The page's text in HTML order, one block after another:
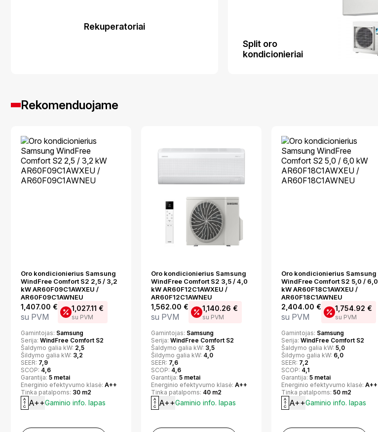
Rekuperatoriai
Split oro
kondicionieriai
Rekomenduojame
Oro kondicionierius Samsung
WindFree Comfort S2 2,5 / 3,2
kW AR60F09C1AWXEU /
AR60F09C1AWNEU
1,407.00 €
su PVM
1,027.11 €
su PVM
Gamintojas: Samsung
Serija: WindFree Comfort S2
Šaldymo galia kW: 2,5
Šildymo galia kW: 3,2
SEER: 7,9
SCOP: 4,6
Garantija: 5 metai
Energinio efektyvumo klasė: A++
Tinka patalpoms: 30 m2
A++Gaminio info. lapas
Oro kondicionierius Samsung
WindFree Comfort S2 3,5 / 4,0
kW AR60F12C1AWXEU /
AR60F12C1AWNEU
1,562.00 €
su PVM
1,140.26 €
su PVM
Gamintojas: Samsung
Serija: WindFree Comfort S2
Šaldymo galia kW: 3,5
Šildymo galia kW: 4,0
SEER: 7,6
SCOP: 4,6
Garantija: 5 metai
Energinio efektyvumo klasė: A++
Tinka patalpoms: 40 m2
A++Gaminio info. lapas
Oro kondicionierius Samsung
WindFree Comfort S2 5,0 / 6,0
kW AR60F18C1AWXEU /
AR60F18C1AWNEU
2,404.00 €
su PVM
1,754.92 €
su PVM
Gamintojas: Samsung
Serija: WindFree Comfort S2
Šaldymo galia kW: 5,0
Šildymo galia kW: 6,0
SEER: 7,2
SCOP: 4,1
Garantija: 5 metai
Energinio efektyvumo klasė: A++
Tinka patalpoms: 50 m2
A++Gaminio info. lapas